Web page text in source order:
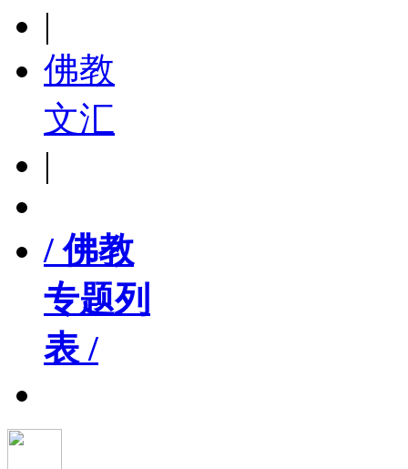
|
佛教
文汇
|
/ 佛教
专题列
表 /